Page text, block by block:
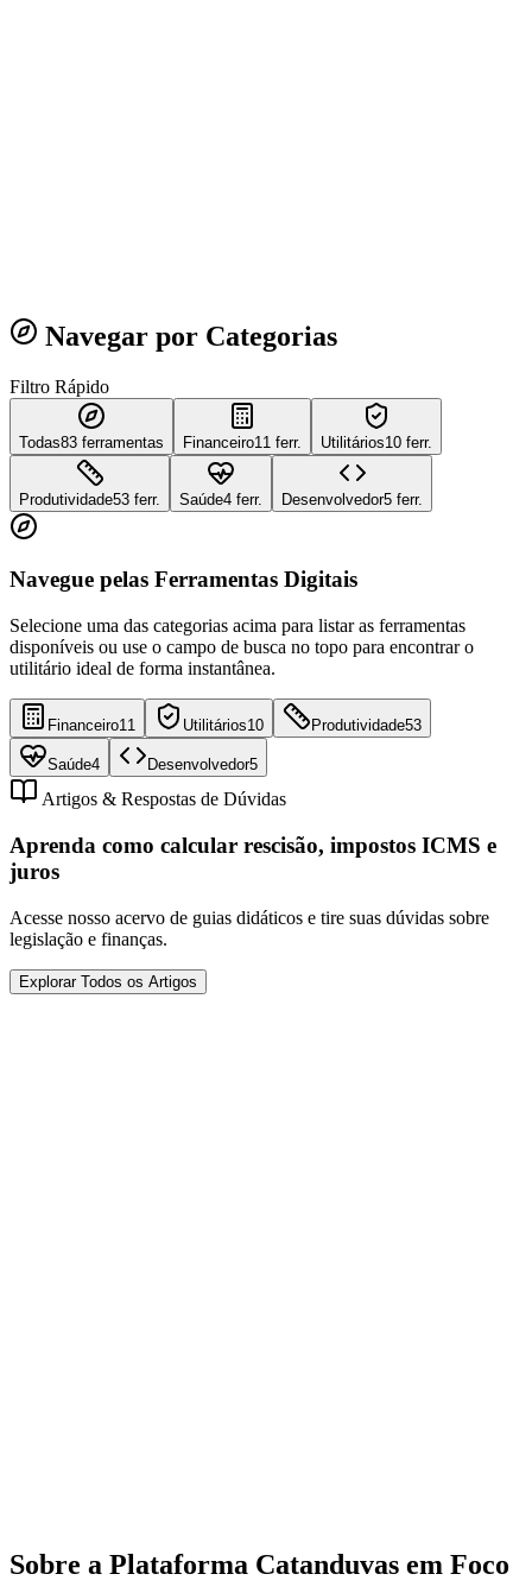
Navegar por Categorias
Filtro Rápido
Todas83 ferramentas Financeiro11 ferr. Utilitários10 ferr.
Produtividade53 ferr. Saúde4 ferr. Desenvolvedor5 ferr.
Navegue pelas Ferramentas Digitais
Selecione uma das categorias acima para listar as ferramentas
disponíveis ou use o campo de busca no topo para encontrar o
utilitário ideal de forma instantânea.
Financeiro11 Utilitários10 Produtividade53
Saúde4 Desenvolvedor5
Artigos & Respostas de Dúvidas
Aprenda como calcular rescisão, impostos ICMS e
juros
Acesse nosso acervo de guias didáticos e tire suas dúvidas sobre
legislação e finanças.
Explorar Todos os Artigos
Sobre a Plataforma Catanduvas em Foco